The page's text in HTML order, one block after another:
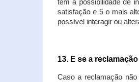
tem a possibilidade de
satisfação e 5 o mais
possível interagir ou
13. E se a
Caso a reclamação